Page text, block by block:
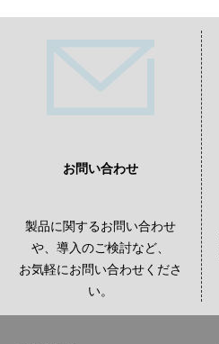
お問い合わせ
製品に関するお問い合わせ
や、導入のご検討など、
お気軽にお問い合わせくださ
い。